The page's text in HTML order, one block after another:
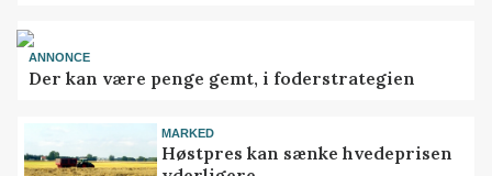
ANNONCE
Der kan være penge gemt, i foderstrategien
MARKED
Høstpres kan sænke hvedeprisen